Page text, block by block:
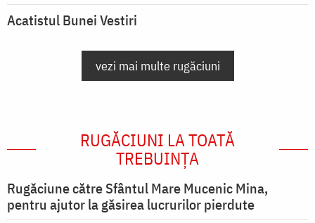
Acatistul Bunei Vestiri
vezi mai multe rugăciuni
RUGĂCIUNI LA TOATĂ
TREBUINȚA
Rugăciune către Sfântul Mare Mucenic Mina,
pentru ajutor la găsirea lucrurilor pierdute